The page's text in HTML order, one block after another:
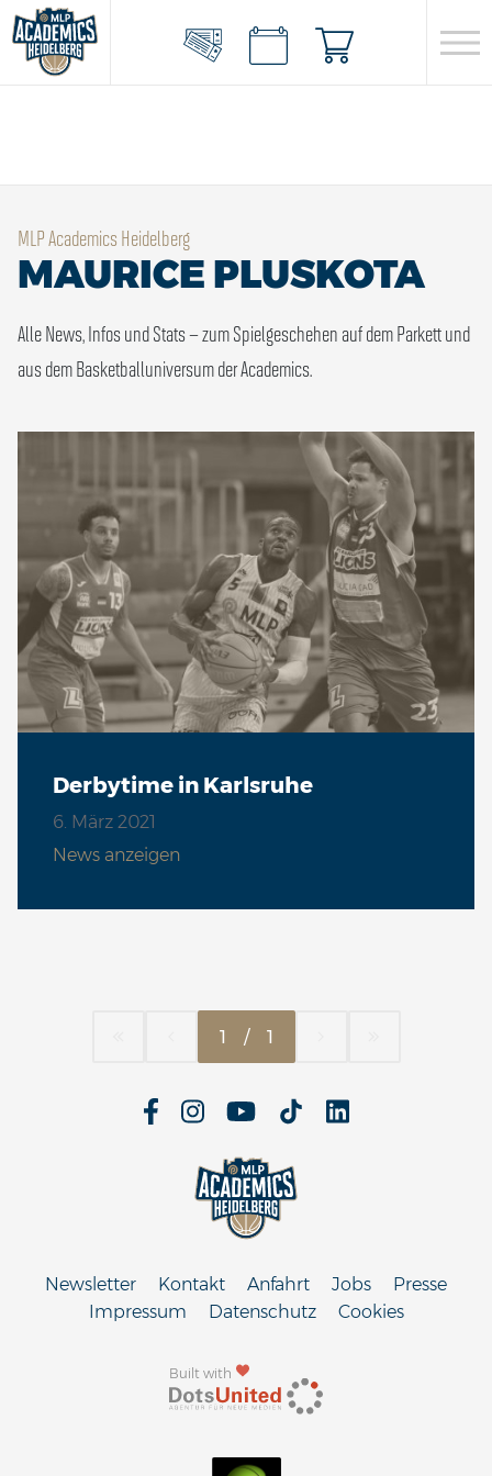
MLP Academics Heidelberg
MAURICE PLUSKOTA
Alle News, Infos und Stats – zum Spielgeschehen auf dem Parkett und
aus dem Basketballuniversum der Academics.
Derbytime in Karlsruhe
6. März 2021
News anzeigen
1 / 1
Built with
Newsletter Kontakt Anfahrt Jobs
Presse
Impressum
Datenschutz Cookies